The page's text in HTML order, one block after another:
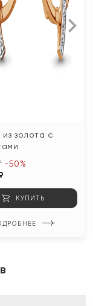
из золота с
-50%
КУПИТЬ